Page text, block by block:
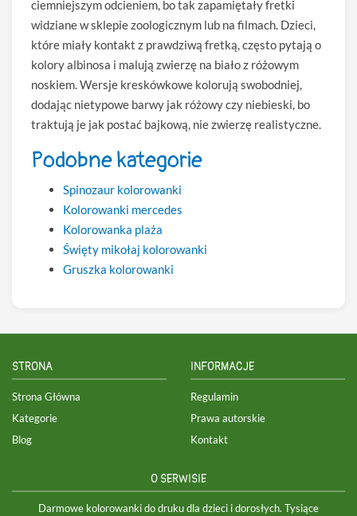
ciemniejszym odcieniem, bo tak zapamiętały fretki
widziane w sklepie zoologicznym lub na filmach. Dzieci,
które miały kontakt z prawdziwą fretką, często pytają o
kolory albinosa i malują zwierzę na biało z różowym
noskiem. Wersje kreskówkowe kolorują swobodniej,
dodając nietypowe barwy jak różowy czy niebieski, bo
traktują je jak postać bajkową, nie zwierzę realistyczne.
Podobne kategorie
Spinozaur kolorowanki
Kolorowanki mercedes
Kolorowanka plaża
Święty mikołaj kolorowanki
Gruszka kolorowanki
STRONA
Strona Główna
Kategorie
Blog
INFORMACJE
Regulamin
Prawa autorskie
Kontakt
O SERWISIE
Darmowe kolorowanki do druku dla dzieci i dorosłych. Tysiące